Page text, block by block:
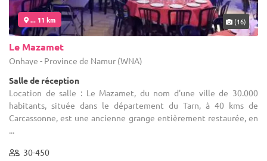
... 11 km (16)
Le Mazamet
Onhaye - Province de Namur (WNA)
Salle de réception
Location de salle : Le Mazamet, du nom d'une ville de 30.000
habitants, située dans le département du Tarn, à 40 kms de
Carcassonne, est une ancienne grange entièrement restaurée, en
...
30-450